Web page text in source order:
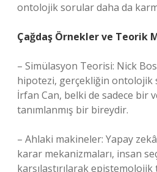
ontolojik sorular daha da
Çağdaş Örnekler ve Teorik
– Simülasyon Teorisi: Nick
hipotezi, gerçekliğin ontolojik
İrfan Can, belki de sadece bir
tanımlanmış bir bireydir.
– Ahlaki makineler: Yapay
karar mekanizmaları, insan
karşılaştırılarak epistemolojik